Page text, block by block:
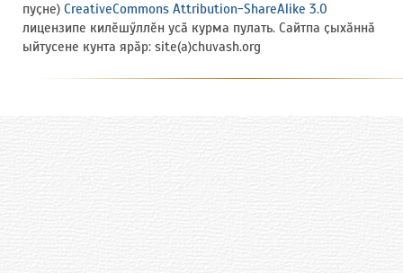
пуҫне) CreativeCommons Attribution-ShareAlike 3.0
лицензипе килӗшӳллӗн усӑ курма пулать. Сайтпа ҫыхӑннӑ
ыйтусене кунта ярӑр: site(a)chuvash.org